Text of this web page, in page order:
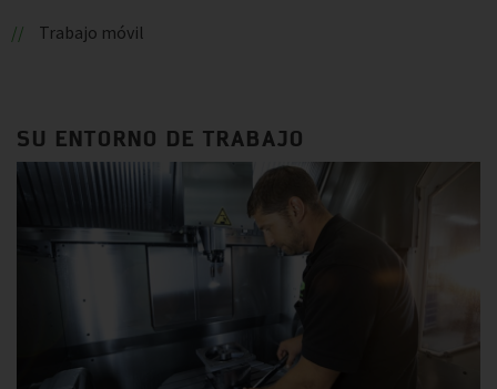
Trabajo móvil
SU ENTORNO DE TRABAJO